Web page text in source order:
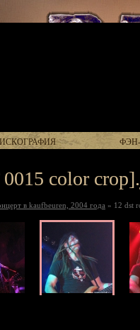
color
в kaufbeuren, 2004 года » 12 dst